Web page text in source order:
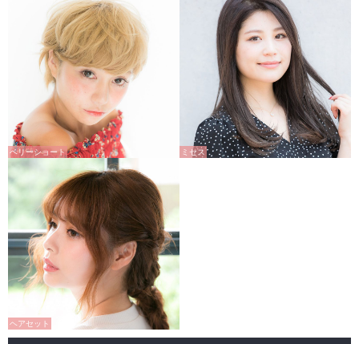
ベリーショート ミセス
ヘアセット